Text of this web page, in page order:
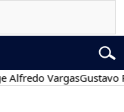
VargasGustavo Petro